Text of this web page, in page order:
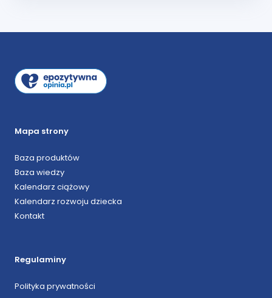
Mapa strony
Baza produktów
Baza wiedzy
Kalendarz ciążowy
Kalendarz rozwoju dziecka
Kontakt
Regulaminy
Polityka prywatności